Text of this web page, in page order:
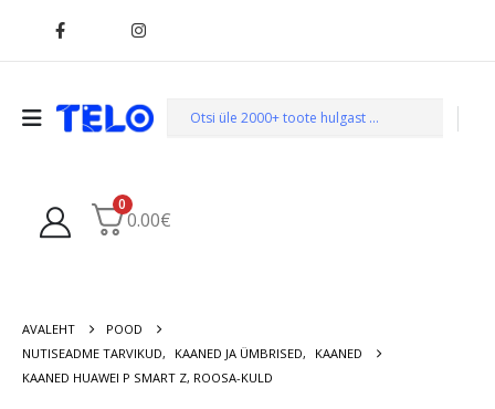
0
0.00€
AVALEHT
POOD
NUTISEADME TARVIKUD, KAANED JA ÜMBRISED,
KAANED
KAANED HUAWEI P SMART Z, ROOSA-KULD